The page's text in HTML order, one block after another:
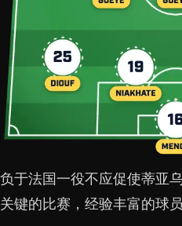
负于法国一役不应促使蒂亚
关键的比赛，经验丰富的球